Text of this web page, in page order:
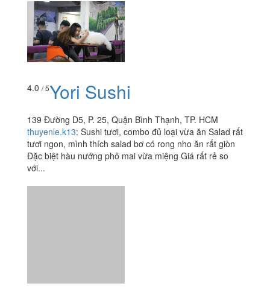
4.0 / 5Yori Sushi
139 Đường D5, P. 25, Quận Bình Thạnh, TP. HCM
thuyenle.k13: Sushi tươi, combo đủ loại vừa ăn Salad rất
tươi ngon, mình thích salad bơ có rong nho ăn rất giòn
Đặc biệt hàu nướng phô mai vừa miệng Giá rất rẻ so
với...